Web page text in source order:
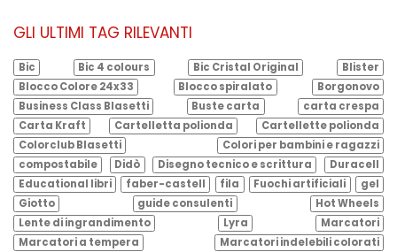
GLI ULTIMI TAG RILEVANTI
Bic Bic 4 colours Bic Cristal Original
Blister
Blocco Colore 24x33
Blocco spiralato
Borgonovo
Business Class Blasetti
Buste carta
carta crespa
Carta Kraft
Cartelletta polionda
Cartellette polionda
Colorclub Blasetti
Colori per bambini e ragazzi
compostabile
Didò Disegno tecnico e scrittura
Duracell
Educational libri
faber-castell fila Fuochi artificiali
gel
Giotto
guide consulenti
Hot Wheels
Lente di ingrandimento
Lyra
Marcatori
Marcatori a tempera
Marcatori indelebili colorati